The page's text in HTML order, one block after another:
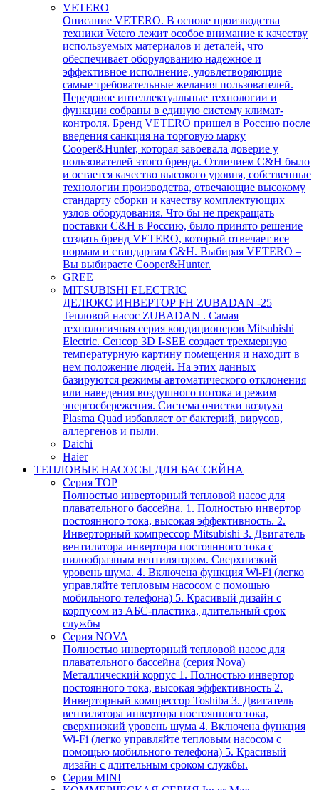
VETERO
Описание VETERO. В основе производства
техники Vetero лежит особое внимание к качеству
используемых материалов и деталей, что
обеспечивает оборудованию надежное и
эффективное исполнение, удовлетворяющие
самые требовательные желания пользователей.
Передовое интеллектуальные технологии и
функции собраны в единую систему климат-
контроля. Бренд VETERO пришел в Россию после
введения санкция на торговую марку
Cooper&Hunter, которая завоевала доверие у
пользователей этого бренда. Отличием C&H было
и остается качество высокого уровня, собственные
технологии производства, отвечающие высокому
стандарту сборки и качеству комплектующих
узлов оборудования. Что бы не прекращать
поставки C&H в Россию, было принято решение
создать бренд VETERO, который отвечает все
нормам и стандартам C&H. Выбирая VETERO –
Вы выбираете Cooper&Hunter.
GREE
MITSUBISHI ELECTRIC
ДЕЛЮКС ИНВЕРТОР FH ZUBADAN -25
Тепловой насос ZUBADAN . Самая
технологичная серия кондиционеров Mitsubishi
Electric. Сенсор 3D I-SEE создает трехмерную
температурную картину помещения и находит в
нем положение людей. На этих данных
базируются режимы автоматического отклонения
или наведения воздушного потока и режим
энергосбережения. Система очистки воздуха
Plasma Quad избавляет от бактерий, вирусов,
аллергенов и пыли.
Daichi
Haier
ТЕПЛОВЫЕ НАСОСЫ ДЛЯ БАССЕЙНА
Серия TOP
Полностью инверторный тепловой насос для
плавательного бассейна. 1. Полностью инвертор
постоянного тока, высокая эффективность. 2.
Инверторный компрессор Mitsubishi 3. Двигатель
вентилятора инвертора постоянного тока с
пилообразным вентилятором. Сверхнизкий
уровень шума. 4. Включена функция Wi-Fi (легко
управляйте тепловым насосом с помощью
мобильного телефона) 5. Красивый дизайн с
корпусом из АБС-пластика, длительный срок
службы
Серия NOVA
Полностью инверторный тепловой насос для
плавательного бассейна (серия Nova)
Металлический корпус 1. Полностью инвертор
постоянного тока, высокая эффективность 2.
Инверторный компрессор Toshiba 3. Двигатель
вентилятора инвертора постоянного тока,
сверхнизкий уровень шума 4. Включена функция
Wi-Fi (легко управляйте тепловым насосом с
помощью мобильного телефона) 5. Красивый
дизайн с длительным сроком службы.
Серия MINI